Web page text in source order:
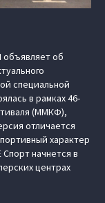
объявляет об
специальной
в рамках 46-
(ММКФ),
отличается
характер
начнется в
центрах